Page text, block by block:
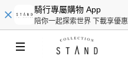
騎行專屬購物 App
陪你一起探索世界 下載享優惠